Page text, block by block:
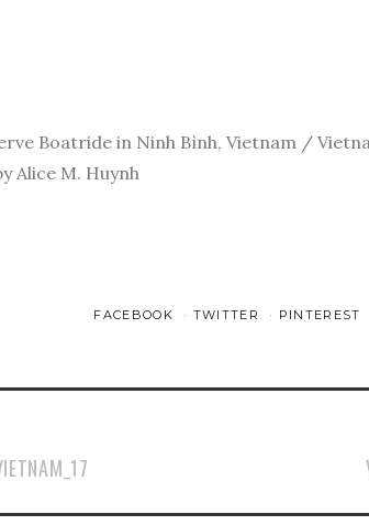
Boatride in Ninh Bình, Vietnam /
Alice M. Huynh
FACEBOOK TWITTER PINTEREST